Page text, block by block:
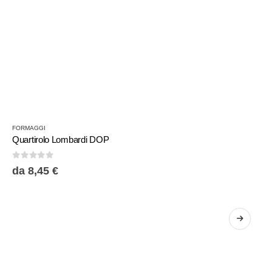
FORMAGGI
Quartirolo Lombardi DOP
0Su 5
da 8,45 €